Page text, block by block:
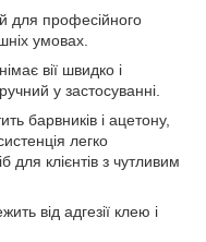
для професійного
умовах.
вії швидко і
у застосуванні.
барвників і ацетону,
легко
для клієнтів з чутливим
від адгезії клею і